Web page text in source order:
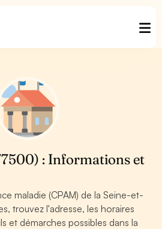
: Informations et
maladie (CPAM) de la Seine-et-
trouvez l'adresse, les horaires
et démarches possibles dans la